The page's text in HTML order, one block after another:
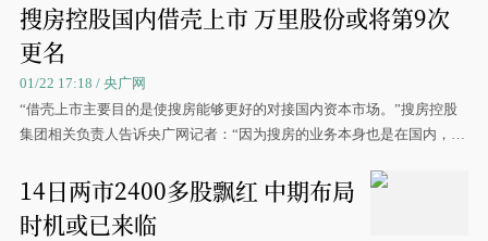
搜房控股国内借壳上市 万里股份或将第9次
更名
01/22 17:18 / 央广网
“借壳上市主要目的是使搜房能够更好的对接国内资本市场。”搜房控股
集团相关负责人告诉央广网记者：“因为搜房的业务本身也是在国内，回
14日两市2400多股飘红 中期布局
时机或已来临